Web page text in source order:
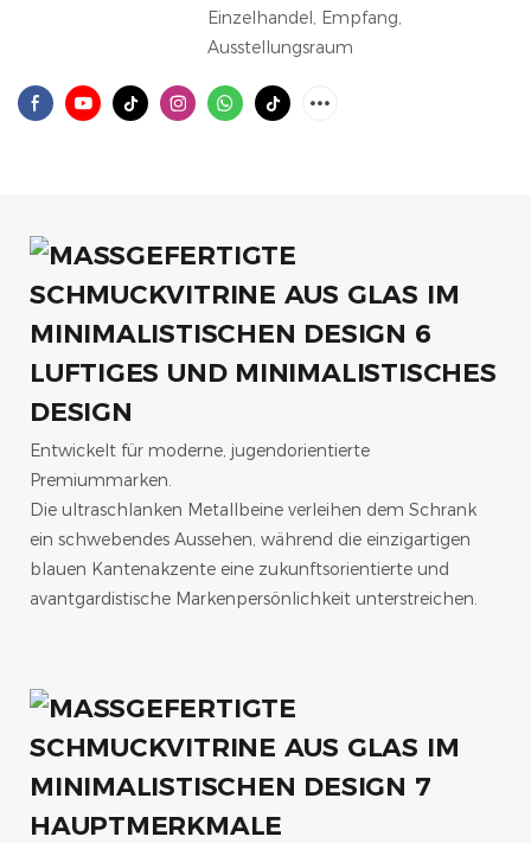
Einzelhandel, Empfang,
Ausstellungsraum
LUFTIGES UND MINIMALISTISCHES
DESIGN
Entwickelt für moderne, jugendorientierte
Premiummarken.
Die ultraschlanken Metallbeine verleihen dem Schrank
ein schwebendes Aussehen, während die einzigartigen
blauen Kantenakzente eine zukunftsorientierte und
avantgardistische Markenpersönlichkeit unterstreichen.
HAUPTMERKMALE